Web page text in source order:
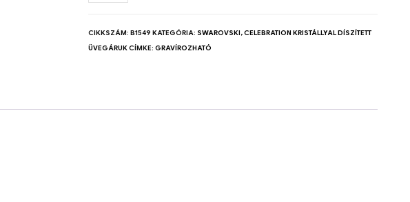
CIKKSZÁM: B1549 KATEGÓRIA: SWAROVSKI, CELEBRATION KRISTÁLLYAL DÍSZÍTETT
ÜVEGÁRUKCÍMKE: GRAVÍROZHATÓ